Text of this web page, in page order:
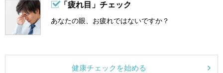
「疲れ目」チェック
あなたの眼、お疲れではないですか？
健康チェックを始める